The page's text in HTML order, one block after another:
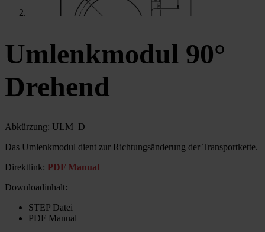
Umlenkmodul 90°
Drehend
Abkürzung: ULM_D
Das Umlenkmodul dient zur Richtungsänderung der Transportkette.
Direktlink: PDF Manual
Downloadinhalt:
STEP Datei
PDF Manual